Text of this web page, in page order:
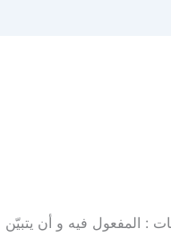
: المفعول فيه و أن يتبيّن